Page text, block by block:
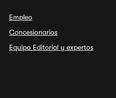
Empleo
Concesionarios
Equipo Editorial y expertos